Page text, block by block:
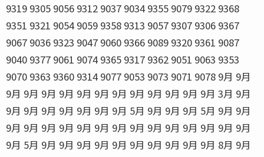
9319 9305 9056 9312 9037 9034 9355 9079 9322 9368
9351 9321 9054 9059 9358 9313 9057 9307 9306 9367
9067 9036 9323 9047 9060 9366 9089 9320 9361 9087
9040 9377 9061 9074 9365 9317 9362 9051 9063 9353
9070 9363 9360 9314 9077 9053 9073 9071 9078 9月 9月
9月 9月 9月 9月 9月 9月 9月 9月 9月 9月 9月 9月 3月 9月
9月 9月 9月 9月 9月 9月 9月 5月 9月 9月 9月 5月 9月 9月
9月 9月 9月 9月 9月 9月 9月 9月 9月 9月 9月 9月 9月 9月
9月 5月 9月 9月 9月 9月 9月 9月 9月 9月 9月 9月 8月 9月